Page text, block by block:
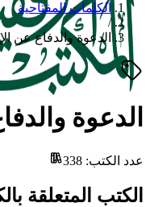
الكلمات المفتاحية
/
الدعوة والدفاع عن
الدعوة
عدد الكتب:
338
الكتب المتعلقة